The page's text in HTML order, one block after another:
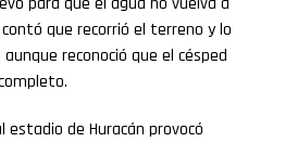
que recorrió el terreno y lo
reconoció que el césped
de Huracán provocó